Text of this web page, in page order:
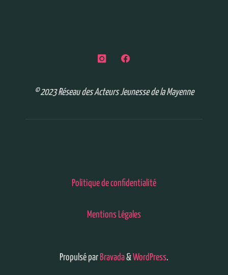
© 2023 Réseau des Acteurs Jeunesse de la Mayenne
Politique de confidentialité
Mentions Légales
Propulsé par Bravada&WordPress.